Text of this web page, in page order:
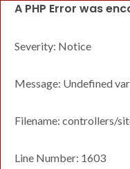
A PHP Error was
Severity: Notice
Message: Undefined
Filename: controllers/
Line Number: 1603